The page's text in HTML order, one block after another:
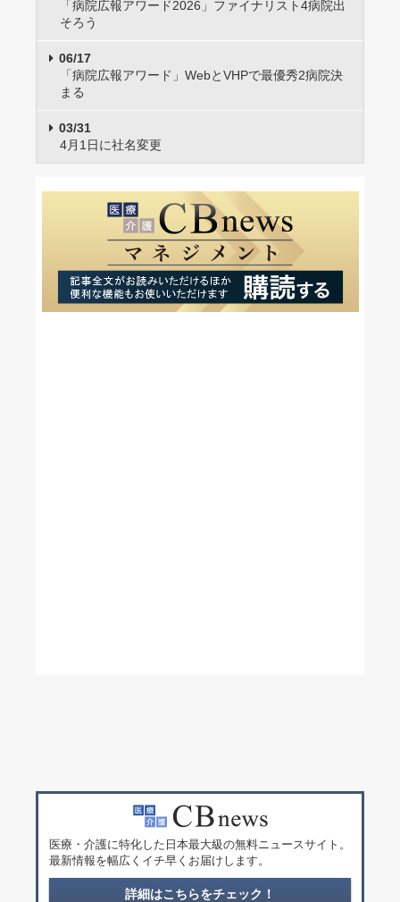
「病院広報アワード2026」ファイナリスト4病院出
そろう
06/17
「病院広報アワード」WebとVHPで最優秀2病院決
まる
03/31
4月1日に社名変更
医療・介護に特化した日本最大級の無料ニュースサイト。
最新情報を幅広くイチ早くお届けします。
詳細はこちらをチェック！